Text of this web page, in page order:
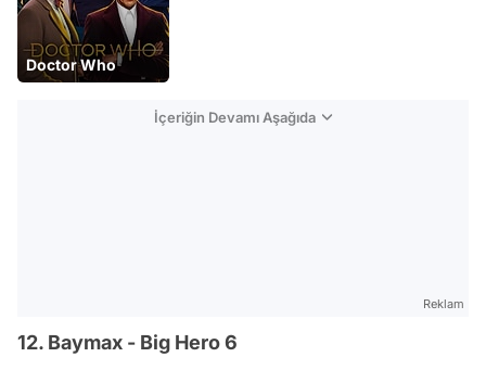
Doctor Who
İçeriğin Devamı Aşağıda
Reklam
12. Baymax - Big Hero 6